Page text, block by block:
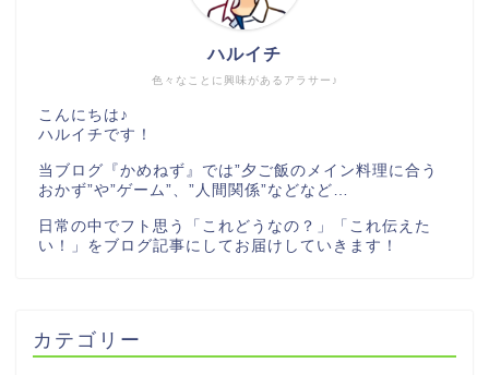
色々なことに興味があるアラサー♪
ハルイチ
こんにちは♪
ハルイチです！
当ブログ『かめねず』では”夕ご飯のメイン料理に合う
おかず”や”ゲーム”、”人間関係”などなど…
日常の中でフト思う「これどうなの？」「これ伝えた
い！」をブログ記事にしてお届けしていきます！
カテゴリー